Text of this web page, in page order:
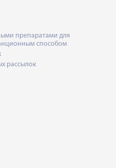
препаратами для
способом
рассылок